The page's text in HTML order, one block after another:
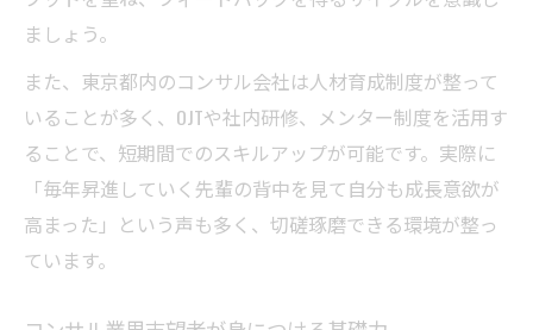
例
成功コンサルタントを目指すための思考と行動
コンサルタントに求められるマインドセッ
ト
コンサルで成果を出す論点思考の習得術
ましょう。
また、東京都内のコンサル会社は人材育成制度が整って
いることが多く、OJTや社内研修、メンター制度を活用す
ることで、短期間でのスキルアップが可能です。実際に
「毎年昇進していく先輩の背中を見て自分も成長意欲が
高まった」という声も多く、切磋琢磨できる環境が整っ
ています。